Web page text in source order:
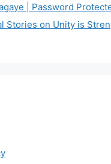
| Password
Stories on Unity is